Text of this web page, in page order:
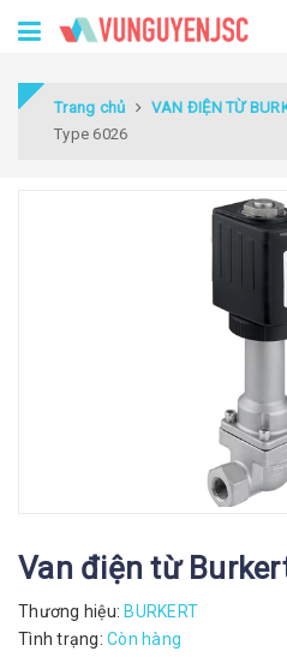
Trang chủ VAN ĐIỆN TỪ
Type 6026
Van điện từ
Thương hiệu: BURKERT
Tình trạng: Còn hàng